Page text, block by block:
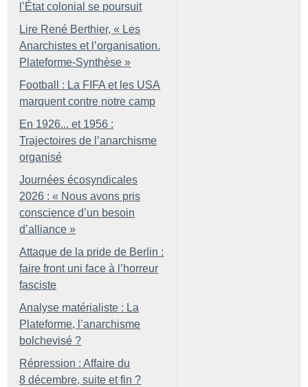
l’État colonial se poursuit
Lire René Berthier, « Les
Anarchistes et l’organisation.
Plateforme-Synthèse »
Football : La FIFA et les USA
marquent contre notre camp
En 1926... et 1956 :
Trajectoires de l’anarchisme
organisé
Journées écosyndicales
2026 : « Nous avons pris
conscience d’un besoin
d’alliance »
Attaque de la pride de Berlin :
faire front uni face à l’horreur
fasciste
Analyse matérialiste : La
Plateforme, l’anarchisme
bolchevisé ?
Répression : Affaire du
8 décembre, suite et fin ?